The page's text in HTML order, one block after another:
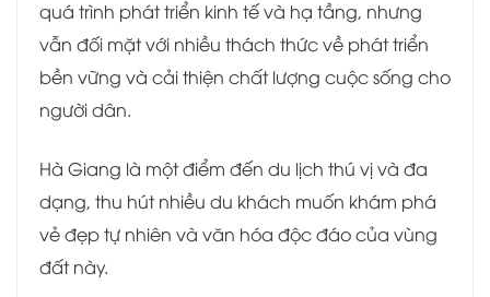
quá trình phát triển kinh tế và hạ tầng, nhưng
vẫn đối mặt với nhiều thách thức về phát triển
bền vững và cải thiện chất lượng cuộc sống cho
người dân.
Hà Giang là một điểm đến du lịch thú vị và đa
dạng, thu hút nhiều du khách muốn khám phá
vẻ đẹp tự nhiên và văn hóa độc đáo của vùng
đất này.